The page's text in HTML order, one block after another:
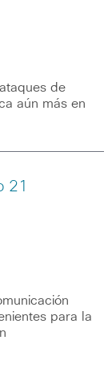
de
aún más en
21
para la